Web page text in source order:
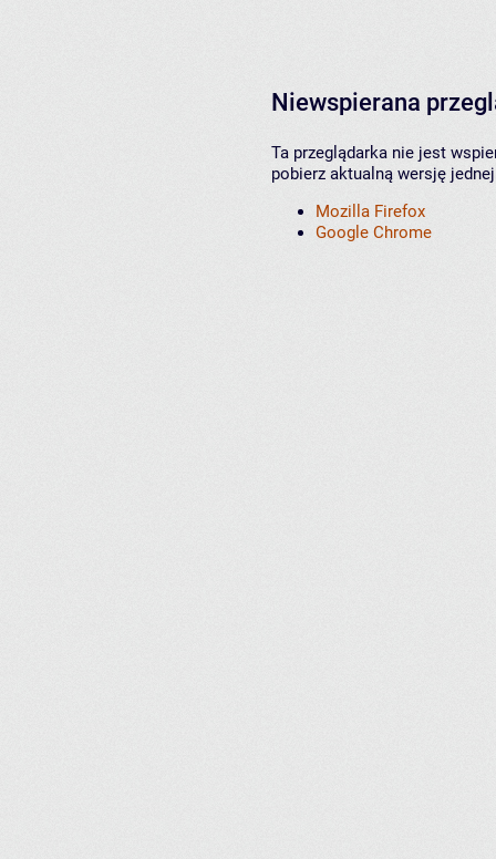
Niewspierana
Ta przeglądarka nie jest
pobierz aktualną wersję
Mozilla Firefox
Google Chrome